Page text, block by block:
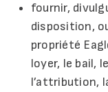
fournir,
disposition,
propriété
loyer, le bail,
l’attribution,